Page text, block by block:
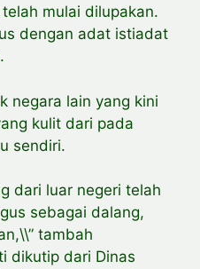
mulai dilupakan.
dengan adat istiadat
negara lain yang kini
kulit dari pada
sendiri.
dari luar negeri telah
sebagai dalang,
tambah
dikutip dari Dinas